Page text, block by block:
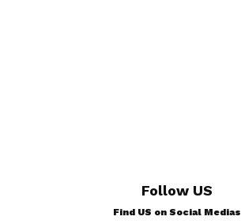
Follow US
Find US on Social Medias